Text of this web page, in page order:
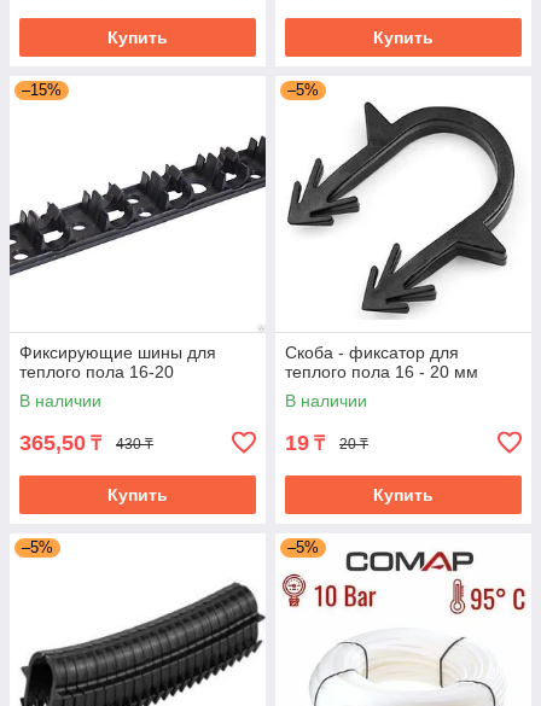
Купить Купить
–15%
Фиксирующие шины для
теплого пола 16-20
В наличии
365,50 ₸ 430 ₸
Купить
–5%
Скоба - фиксатор для
теплого пола 16 - 20 мм
В наличии
19 ₸ 20 ₸
Купить
–5% –5%